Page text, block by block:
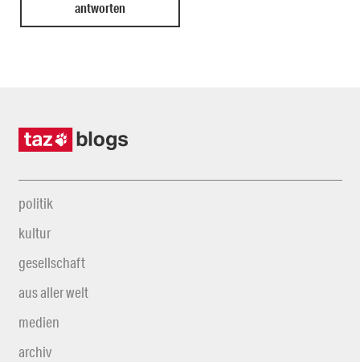
politik
kultur
gesellschaft
aus aller welt
medien
archiv